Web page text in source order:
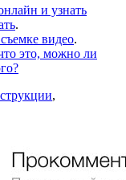
и узнать
.
видео.
это, можно ли
,